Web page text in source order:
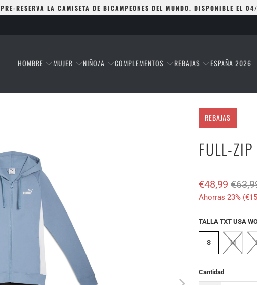
PRE-RESERVA LA CAMISETA DE BICAMPEONES DEL MUNDO. DISPONIBLE EL
HOMBRE MUJER NIÑO/A COMPLEMENTOS REBAJAS ESPAÑA 2026
REBAJAS
FULL-ZIP
€48,99
Ahorras 23% (
TALLA TXT USA
S M
Cantidad